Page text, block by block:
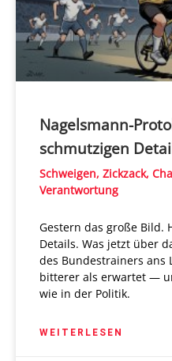
Nagelsmann-
schmutzigen
Schweigen, Zickzack,
Verantwortung
Gestern das große Bild.
Details. Was jetzt über
des Bundestrainers ans
bitterer als erwartet —
wie in der Politik.
WEITERLESEN